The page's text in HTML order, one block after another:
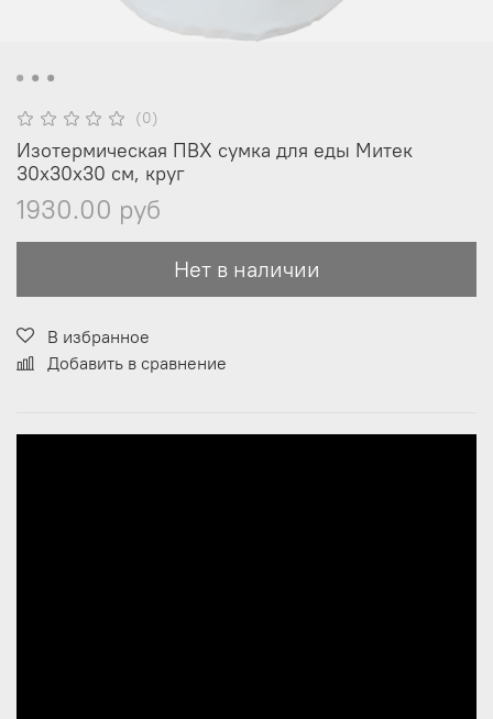
(0)
Изотермическая ПВХ сумка для еды Митек
30х30х30 см, круг
1930.00 руб
Нет в наличии
В избранное
Добавить в сравнение